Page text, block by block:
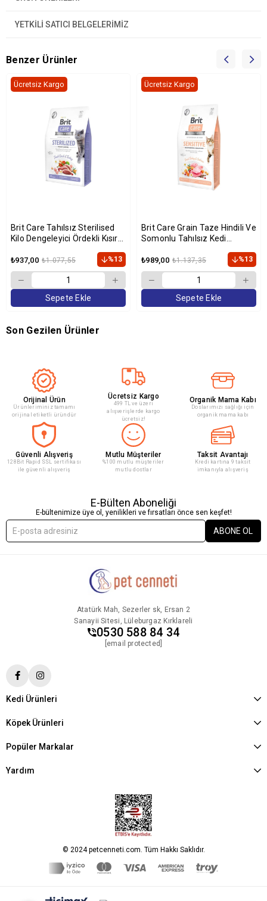
YETKİLİ SATICI BELGELERİMİZ
Benzer Ürünler
Brit Care Tahılsız Sterilised
Kilo Dengeleyici Ördekli Kısır
₺937,00 ₺1.077,55 %13
Ücretsiz Kargo
Sepete Ekle
Brit Care Grain Taze Hindili Ve
Somonlu Tahılsız Kedi
₺989,00 ₺1.137,35 %13
Ücretsiz Kargo
Sepete Ekle
Son Gezilen Ürünler
Orijinal Ürün
Ürünleriminiz tamamı
orijinal etiketli üründür
Ücretsiz Kargo
499 TL ve üzeri
alışverişlerde kargo
ücretsiz!
Organik Mama Kabı
Doslarımızı sağlığı için
organik mama kabı
Güvenli Alışveriş
128Bit Rapid SSL sertifikası
ile güvenli alışveriş
Mutlu Müşteriler
%100 mutlu müşteriler
mutlu dostlar
Taksit Avantajı
Kredi kartına 9 taksit
imkanıyla alışveriş
E-Bülten Aboneliği
E-bültenimize üye ol, yenilikleri ve fırsatları önce sen keşfet!
ABONE OL
Atatürk Mah, Sezerler sk, Ersan 2
Sanayii Sitesi, Lüleburgaz Kırklareli
0530 588 84 34
[email protected]
Kedi Ürünleri
Köpek Ürünleri
Popüler Markalar
Yardım
© 2024 petcenneti.com. Tüm Hakkı Saklıdır.